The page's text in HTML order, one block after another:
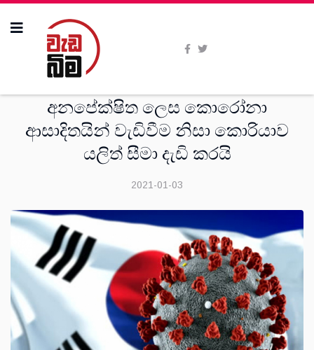
අනපේක්ෂිත ලෙස කොරෝනා
ආසාදිතයින් වැඩිවීම නිසා කොරියාව
යලිත් සීමා දැඩි කරයි
2021-01-03